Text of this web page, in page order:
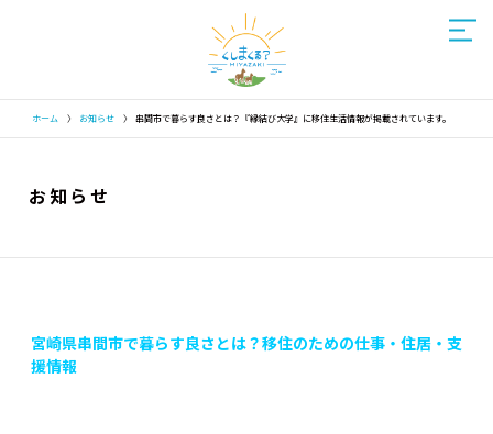
ホーム 〉 お知らせ 〉 串間市で暮らす良さとは？『縁結び大学』に移住生活情報が掲載されています。
お知らせ
宮崎県串間市で暮らす良さとは？移住のための仕事・住居・支
援情報